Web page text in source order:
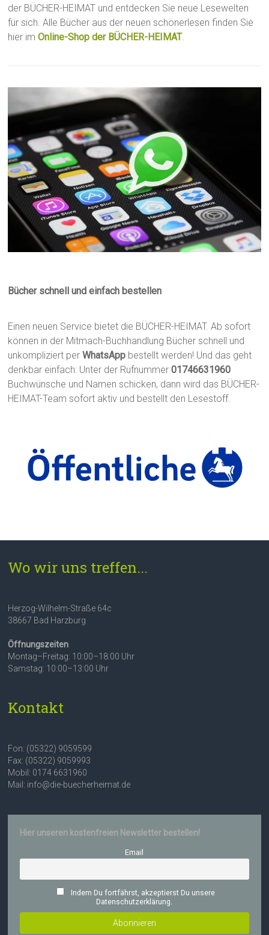
der BÜCHER-HEIMAT und entdecken Sie neue Lesewelten
für sich. Alle Bücher aus der neuen schönerlesen finden Sie
hier imOnline-Shop der BÜCHER-HEIMAT.
Bücher schnell und einfach bestellen
Einen neuen Service bietet die BÜCHER-HEIMAT. Ab sofort
können in der Mitmach-Buchhandlung Bücher schnell und
unkompliziert perWhatsApp bestellt werden! Und das geht
denkbar einfach: Unter der Rufnummer01746631960
Buchwünsche und Namen schicken, dann wird das BÜCHER-
HEIMAT-Team sofort aktiv und bestellt den Lesestoff.
Wo wir uns treffen...
Herzog-Wilhelm-Straße 64c
38667 Bad Harzburg
Öffnungszeiten
Montag–Freitag: 10:00–18:00 Uhr
Samstag: 10:00–13:00 Uhr
Kontakt
Fon: (05322) 9059599
Fax: (05322) 9059993
Mobil: 0174 6631960
Mail: info@die-buecherheimat.de
Hier unseren kostenfreien Newsletter bestellen!
Email
Indem Du fortfährst, akzeptierst Du unsere
Datenschutzerklärung.